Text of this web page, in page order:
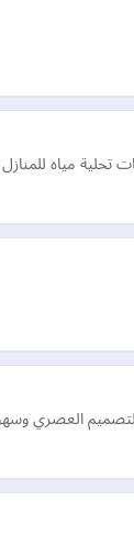
مياه للمنازل
العصري وسهولة